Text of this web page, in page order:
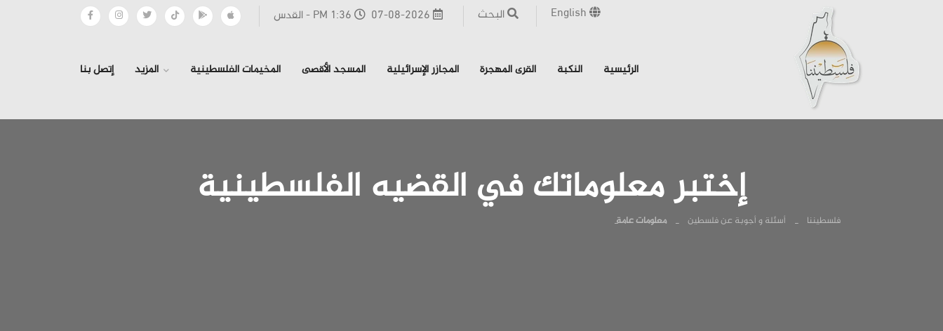
07-08-2026 1:36 PM - القدس البحث
الرئيسية النكبة القرى المهجرة المجازر الإسرائيلية المسجد الأقصى المخيمات الفلسطينية المزيد إتصل بنا
إختبر معلوماتك في القضيه الفلسطينية
فلسطيننا أسئلة و أجوبة عن فلسطين معلومات عامة